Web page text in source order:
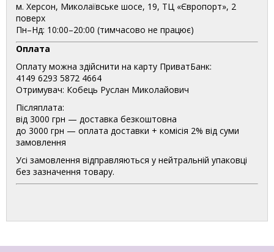
м. Херсон, Миколаївське шосе, 19, ТЦ «Європорт», 2
поверх
Пн–Нд: 10:00–20:00 (тимчасово не працює)
Оплата
Оплату можна здійснити на карту ПриватБанк:
4149 6293 5872 4664
Отримувач: Кобець Руслан Миколайович
Післяплата:
від 3000 грн — доставка безкоштовна
до 3000 грн — оплата доставки + комісія 2% від суми
замовлення
Усі замовлення відправляються у нейтральній упаковці
без зазначення товару.